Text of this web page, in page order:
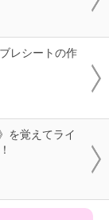
レシートの作
を覚えてライ